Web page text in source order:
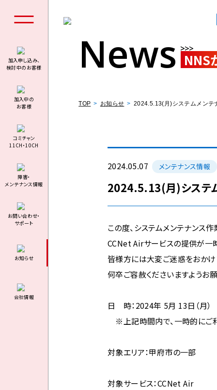
料金シミ
加入申し込み、
検討中のお客様
加⼊中の
お客様
コミチャン
11CH・10CH
障害・
メンテナンス情報
お問い合わせ・
サポート
お知らせ
会社情報
News NNS
TOP お知らせ 2024.5.13(月)システムメンテ
2024.05.07 メンテナンス情報
2024.5.13(月)システ
この度、システムメンテナンス作
CCNet Airサービスの提供が一
皆様方には大変ご迷惑をおかけ
何卒ご容赦くださいますようお
日 時：2024年 5月 13日（月
※上記時間内で、一時的にご
対象エリア：甲府市の一部
対象サービス：CCNet Air